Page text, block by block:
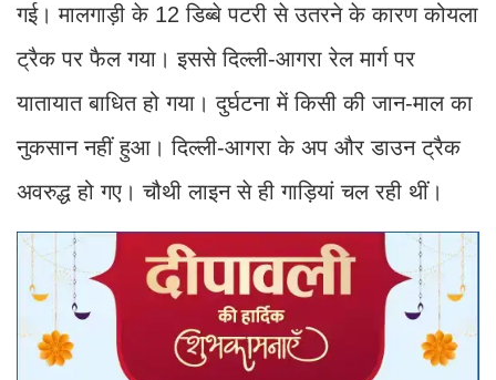
गई। मालगाड़ी के 12 डिब्बे पटरी से उतरने के कारण कोयला
ट्रैक पर फैल गया। इससे दिल्ली-आगरा रेल मार्ग पर
यातायात बाधित हो गया। दुर्घटना में किसी की जान-माल का
नुकसान नहीं हुआ। दिल्ली-आगरा के अप और डाउन ट्रैक
अवरुद्ध हो गए। चौथी लाइन से ही गाड़ियां चल रही थीं।